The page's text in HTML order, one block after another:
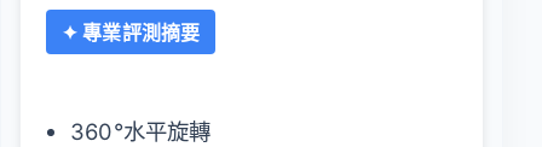
✦ 專業評測摘要
360°水平旋轉